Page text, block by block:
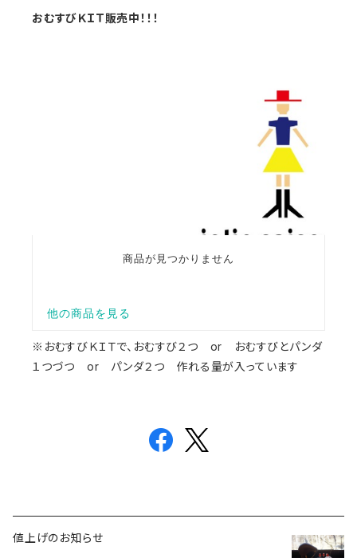
おむすびＫＩＴ販売中！！！
※おむすびＫＩＴで、おむすび２つ or おむすびとパンダ
１つづつ or パンダ２つ 作れる量が入っています
値上げのお知らせ